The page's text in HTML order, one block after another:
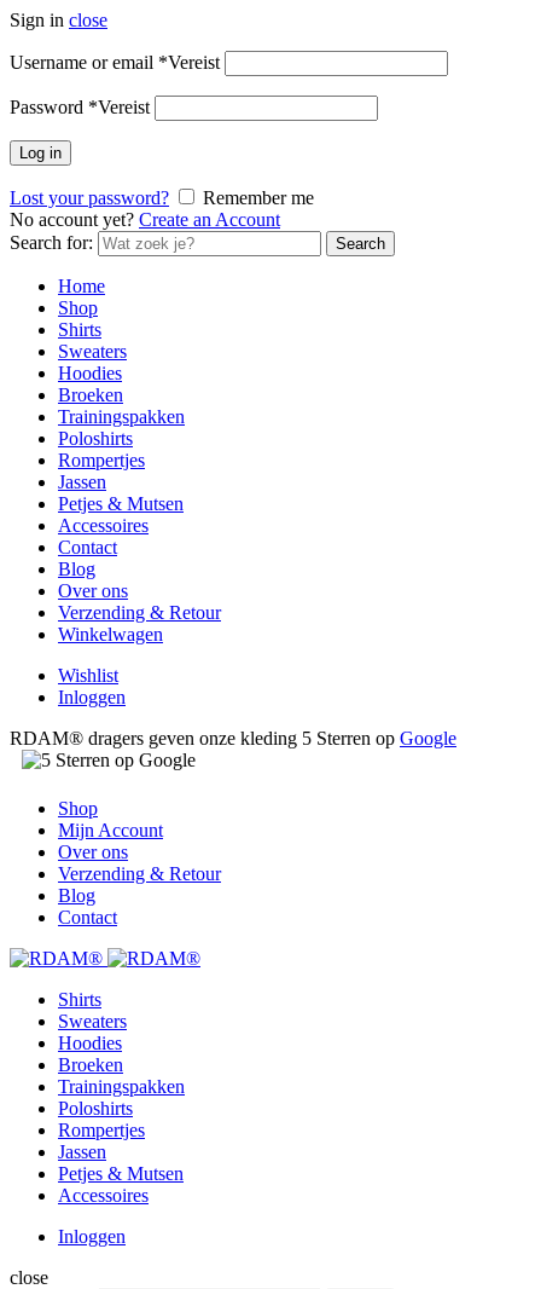
Sign in close
Username or email *Vereist
Password *Vereist
Log in
Lost your password?
Remember me
No account yet? Create an Account
Search for:
Search
Home
Shop
Shirts
Sweaters
Hoodies
Broeken
Trainingspakken
Poloshirts
Rompertjes
Jassen
Petjes & Mutsen
Accessoires
Contact
Blog
Over ons
Verzending & Retour
Winkelwagen
Wishlist
Inloggen
RDAM® dragers geven onze kleding 5 Sterren op Google
Shop
Mijn Account
Over ons
Verzending & Retour
Blog
Contact
Shirts
Sweaters
Hoodies
Broeken
Trainingspakken
Poloshirts
Rompertjes
Jassen
Petjes & Mutsen
Accessoires
Inloggen
close